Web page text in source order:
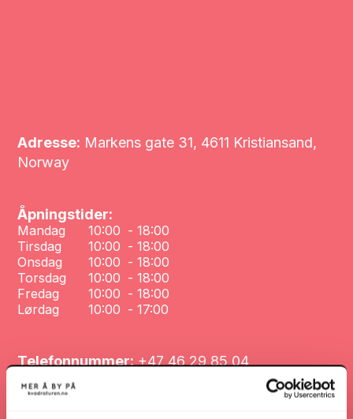
Adresse: Markens gate 31, 4611 Kristiansand,
Norway
Åpningstider:
Mandag 10:00 -18:00
Tirsdag
10:00 -18:00
Onsdag
10:00 -18:00
Torsdag
10:00 -18:00
Fredag
10:00 -18:00
Lørdag
10:00 -17:00
Telefonnummer: +47 46 29 85 04
Nettsted: